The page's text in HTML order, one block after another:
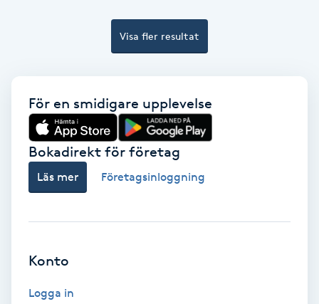
Fransar
Fransborttagning
Fransförlängning Megavolym
Visa fler resultat
För en smidigare upplevelse
Bokadirekt för företag
Läs mer Företagsinloggning
Konto
Logga in